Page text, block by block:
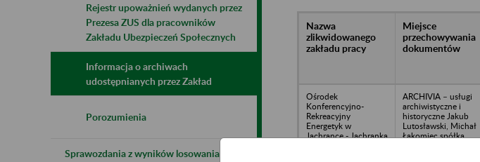
Rejestr upoważnień wydanych przez
Prezesa ZUS dla pracowników
Zakładu Ubezpieczeń Społecznych
Informacja o archiwach
udostępnianych przez Zakład
Porozumienia
Sprawozdania z wyników losowania do
Nazwa
zlikwidowanego
zakładu pracy
Miejsce
przechowywania
dokumentów
Ośrodek
Konferencyjno-
Rekreacyjny
Energetyk w
Jachrance - Jachranka
ARCHIVIA – usługi
archiwistyczne i
historyczne Jakub
Lutosławski, Michał
Łakomiec spółka